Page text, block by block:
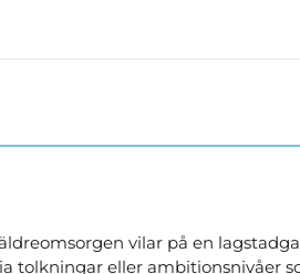
vilar på en
tolkningar eller ambitionsnivåer